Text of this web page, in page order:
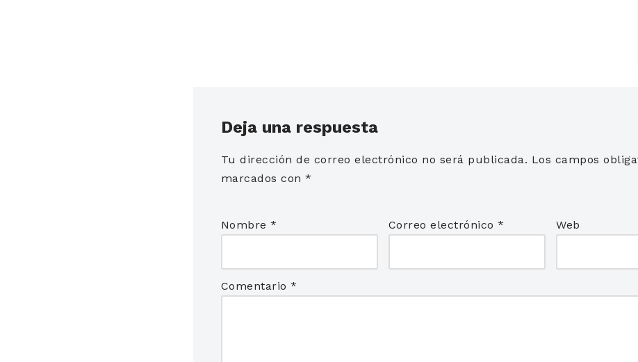
Deja una respuesta
Tu dirección de correo electrónico no será publicada. Los campos
marcados con *
Nombre * Correo electrónico* Web
Comentario *